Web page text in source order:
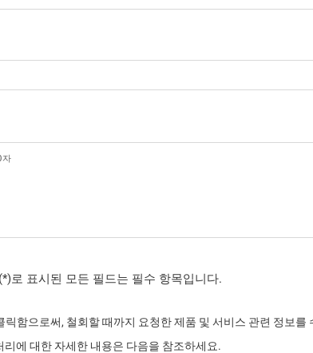
로 표시된 모든 필드는 필수 항목입니다.
릭함으로써, 철회할 때까지 요청한 제품 및 서비스 관련 정보
리에 대한 자세한 내용은 다음을 참조하세요.